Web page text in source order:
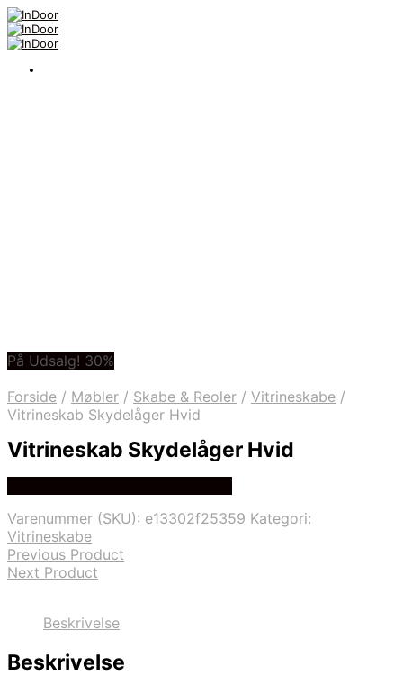
På Udsalg! 30%
Forside / Møbler / Skabe & Reoler / Vitrineskabe /
Vitrineskab Skydelåger Hvid
Vitrineskab Skydelåger Hvid
Varenummer (SKU): e13302f25359 Kategori:
Vitrineskabe
Previous Product
Next Product
Beskrivelse
Beskrivelse